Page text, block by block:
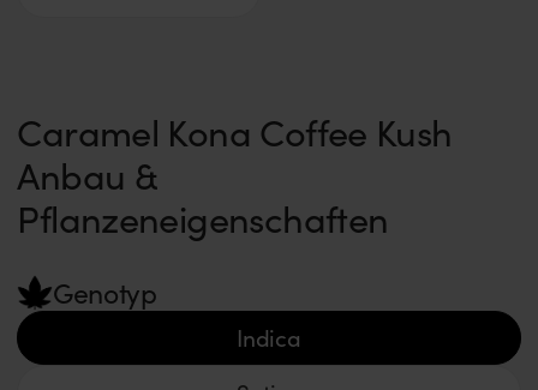
Caramel Kona Coffee Kush
Anbau &
Pflanzeneigenschaften
Genotyp
Indica